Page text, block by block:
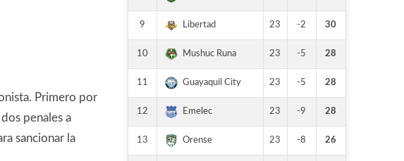
Primero por
penales a
sancionar la
9 Libertad 23 -2 30
10 Mushuc Runa 23 -5 28
11 Guayaquil City 23 -5 28
12 Emelec 23 -9 28
13 Orense 23 -8 26